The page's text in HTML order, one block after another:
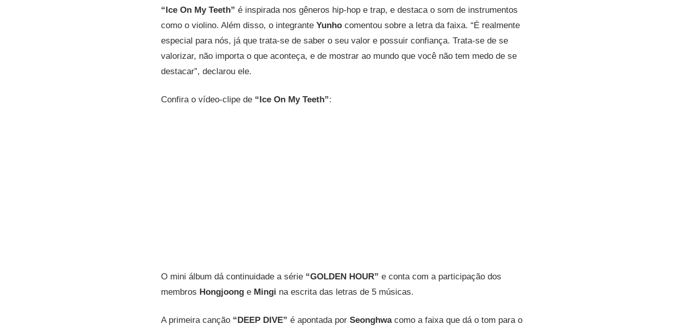
“Ice On My Teeth” é inspirada nos gêneros hip-hop e trap, e destaca o som de instrumentos
como o violino. Além disso, o integranteYunho comentou sobre a letra da faixa. “É realmente
especial para nós, já que trata-se de saber o seu valor e possuir confiança. Trata-se de se
valorizar, não importa o que aconteça, e de mostrar ao mundo que você não tem medo de se
destacar”, declarou ele.
Confira o vídeo-clipe de “Ice On My Teeth”:
O mini álbum dá continuidade a série “GOLDEN HOUR” e conta com a participação dos
membros Hongjoong e Mingi na escrita das letras de 5 músicas.
A primeira canção “DEEP DIVE” é apontada porSeonghwacomo a faixa que dá o tom para o